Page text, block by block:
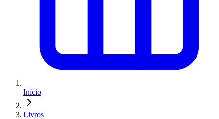
Início
Livros